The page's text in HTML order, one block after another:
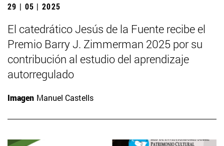
29 | 05 | 2025
El catedrático Jesús de la Fuente recibe el
Premio Barry J. Zimmerman 2025 por su
contribución al estudio del aprendizaje
autorregulado
Imagen Manuel Castells